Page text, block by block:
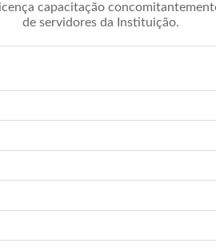
capacitação
de servidores da Instituição.